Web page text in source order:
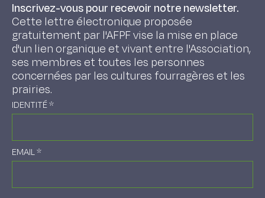
Inscrivez-vous pour recevoir notre newsletter.
Cette lettre électronique proposée
gratuitement par l'AFPF vise la mise en place
d'un lien organique et vivant entre l'Association,
ses membres et toutes les personnes
concernées par les cultures fourragères et les
prairies.
IDENTITÉ*
EMAIL*